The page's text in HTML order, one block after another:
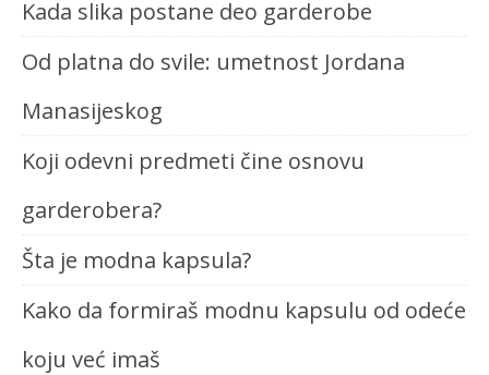
Kada slika postane deo garderobe
Od platna do svile: umetnost Jordana
Manasijeskog
Koji odevni predmeti čine osnovu
garderobera?
Šta je modna kapsula?
Kako da formiraš modnu kapsulu od odeće
koju već imaš